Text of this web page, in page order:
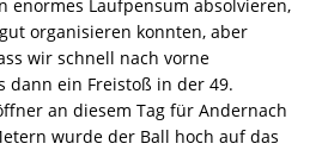
enormes Laufpensum absolvieren,
organisieren konnten, aber
wir schnell nach vorne
dann ein Freistoß in der 49.
an diesem Tag für Andernach
wurde der Ball hoch auf das